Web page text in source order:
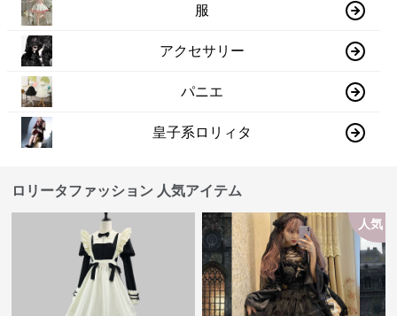
服
アクセサリー
パニエ
皇子系ロリィタ
ロリータファッション 人気アイテム
人気